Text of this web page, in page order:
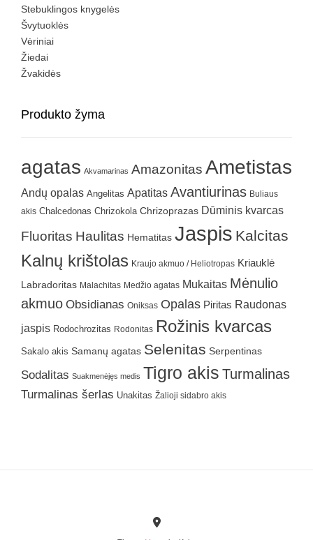
Stebuklingos knygelės
Švytuoklės
Vėriniai
Žiedai
Žvakidės
Produkto žyma
agatas Akvamarinas Amazonitas Ametistas
Andų opalas Angelitas Apatitas Avantiurinas Buliaus
akis Chalcedonas Chrizokola Chrizoprazas Dūminis kvarcas
Fluoritas Haulitas Hematitas Jaspis Kalcitas
Kalnų krištolas Kraujo akmuo / Heliotropas Kriauklė
Labradoritas Malachitas Medžio agatas Mukaitas Mėnulio
akmuo Obsidianas Oniksas Opalas Piritas Raudonas
jaspis Rodochrozitas Rodonitas Rožinis kvarcas
Sakalo akis Samanų agatas Selenitas Serpentinas
Sodalitas Suakmenėjęs medis Tigro akis Turmalinas
Turmalinas šerlas Unakitas Žalioji sidabro akis